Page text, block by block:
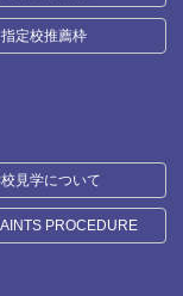
指定校推薦枠
見学について
PROCEDURE